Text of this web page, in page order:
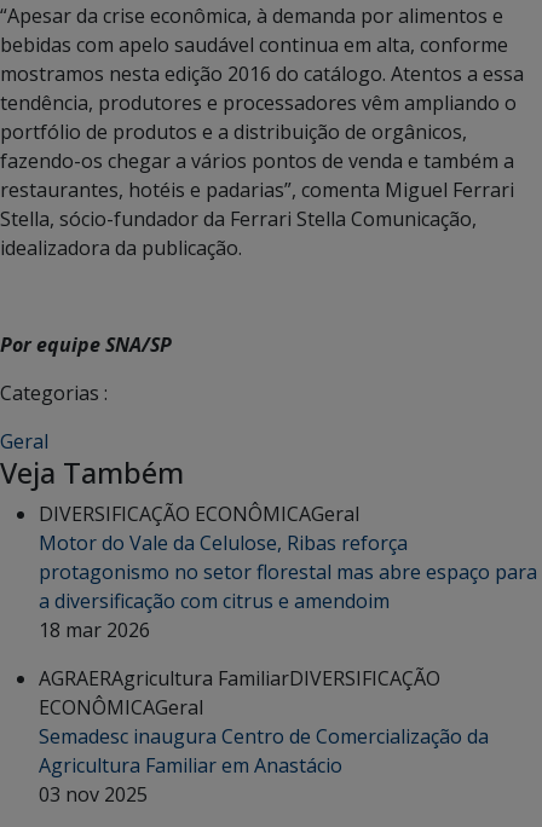
“Apesar da crise econômica, à demanda por alimentos e
bebidas com apelo saudável continua em alta, conforme
mostramos nesta edição 2016 do catálogo. Atentos a essa
tendência, produtores e processadores vêm ampliando o
portfólio de produtos e a distribuição de orgânicos,
fazendo-os chegar a vários pontos de venda e também a
restaurantes, hotéis e padarias”, comenta Miguel Ferrari
Stella, sócio-fundador da Ferrari Stella Comunicação,
idealizadora da publicação.
Por equipe SNA/SP
Categorias :
Geral
Veja Também
DIVERSIFICAÇÃO ECONÔMICAGeral
Motor do Vale da Celulose, Ribas reforça
protagonismo no setor florestal mas abre espaço para
a diversificação com citrus e amendoim
18 mar 2026
AGRAERAgricultura FamiliarDIVERSIFICAÇÃO
ECONÔMICAGeral
Semadesc inaugura Centro de Comercialização da
Agricultura Familiar em Anastácio
03 nov 2025